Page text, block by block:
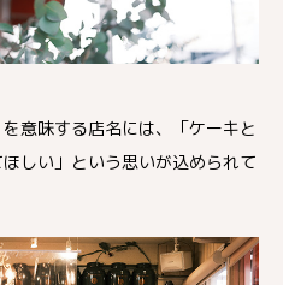
意味する店名には、「ケーキと
しい」という思いが込められて